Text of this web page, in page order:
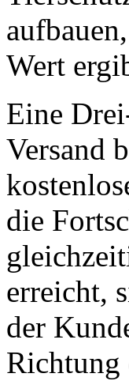
Wert
Eine
Versand
die
erreicht,
der
Richtung